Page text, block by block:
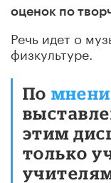
оценок по
Речь идет о
физкультуре.
По
этим
только